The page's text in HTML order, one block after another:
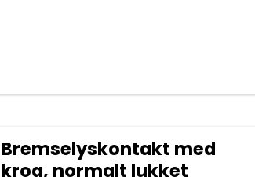
Bremselyskontakt med
krog, normalt lukket